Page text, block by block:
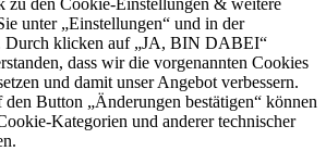
unter „Einstellungen“ und in der
Durch klicken auf „JA, BIN DABEI“
dass wir die vorgenannten Cookies
und damit unser Angebot verbessern.
Button „Änderungen bestätigen“ können
Kategorien und anderer technischer